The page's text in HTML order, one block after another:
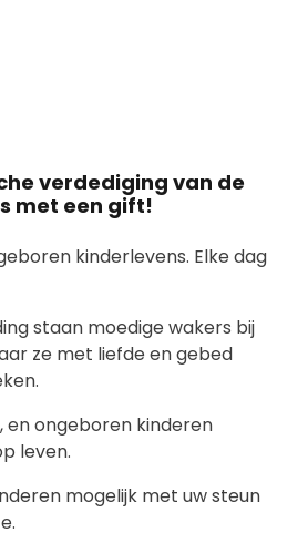
verdediging van de
met een gift!
kinderlevens. Elke dag
staan moedige wakers bij
ze met liefde en gebed
ongeboren kinderen
leven.
mogelijk met uw steun